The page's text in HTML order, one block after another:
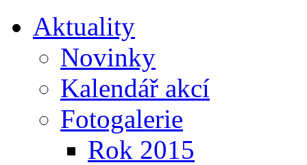
Aktuality
Novinky
Kalendář akcí
Fotogalerie
Rok 2015